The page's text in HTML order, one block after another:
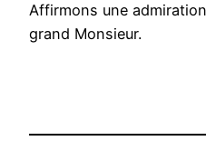
Affirmons une
grand Monsieur.